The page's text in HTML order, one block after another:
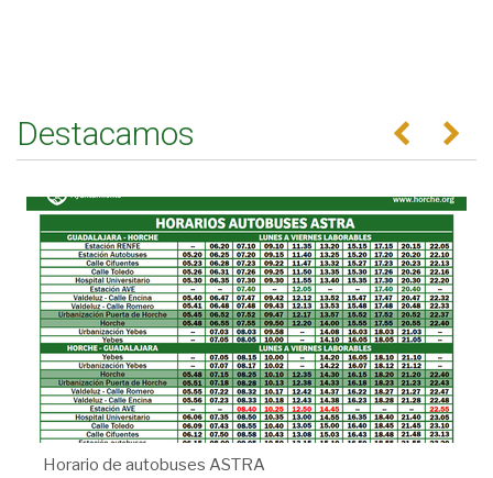
Destacamos Anterior
Horario de autobuses ASTRA